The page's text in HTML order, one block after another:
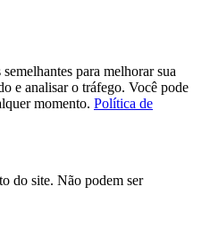
para melhorar sua
e analisar o tráfego. Você pode
momento. Política de
do site. Não podem ser